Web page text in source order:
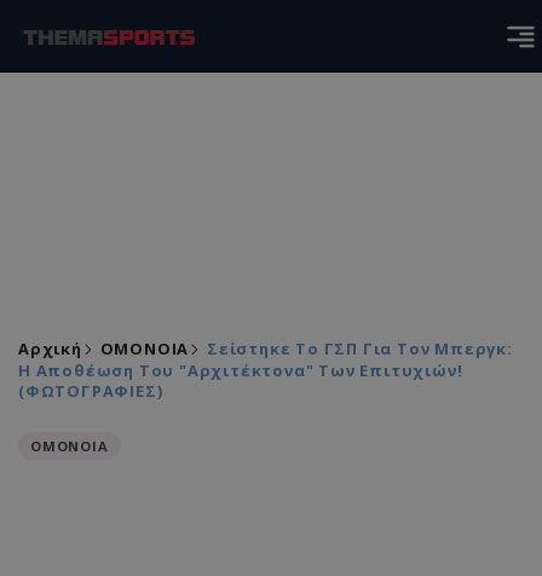
Αρχική ΟΜΟΝΟΙΑ
Σείστηκε Το ΓΣΠ Για Τον Μπεργκ:
Η Αποθέωση Του "αρχιτέκτονα" Των Επιτυχιών!
(ΦΩΤΟΓΡΑΦΙΕΣ)
ΟΜΟΝΟΙΑ